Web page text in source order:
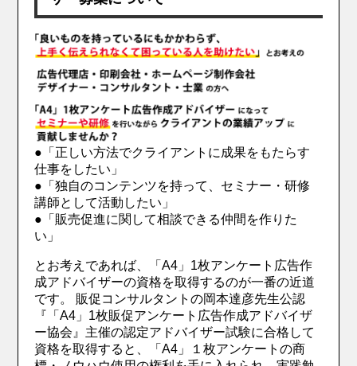
●「正しい方法でクライアントに成果をもたらす
仕事をしたい」
●「独自のコンテンツを持って、セミナー・研修
講師として活動したい」
●「販売促進に関して相談できる仲間を作りた
い」
とお考えであれば、「A4」1枚アンケート広告作
成アドバイザーの資格を取得するのが一番の近道
です。 販促コンサルタントの岡本達彦先生公認
『「A4」1枚販促アンケート広告作成アドバイザ
ー協会』主催の認定アドバイザー試験に合格して
資格を取得すると、「A4」１枚アンケートの商